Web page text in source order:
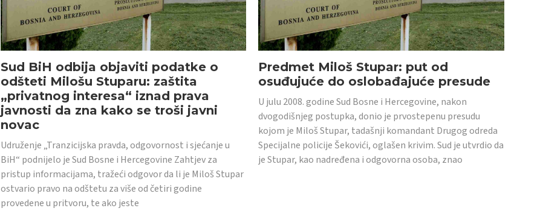
Sud BiH odbija objaviti podatke o
odšteti Milošu Stuparu: zaštita
„privatnog interesa“ iznad prava
javnosti da zna kako se troši javni
novac
Udruženje „Tranzicijska pravda, odgovornost i sjećanje u
BiH“ podnijelo je Sud Bosne i Hercegovine Zahtjev za
pristup informacijama, tražeći odgovor da li je Miloš Stupar
ostvario pravo na odštetu za više od četiri godine
provedene u pritvoru, te ako jeste
Predmet Miloš Stupar: put od
osuđujuće do oslobađajuće presude
U julu 2008. godine Sud Bosne i Hercegovine, nakon
dvogodišnjeg postupka, donio je prvostepenu presudu
kojom je Miloš Stupar, tadašnji komandant Drugog odreda
Specijalne policije Šekovići, oglašen krivim. Sud je utvrdio da
je Stupar, kao nadređena i odgovorna osoba, znao